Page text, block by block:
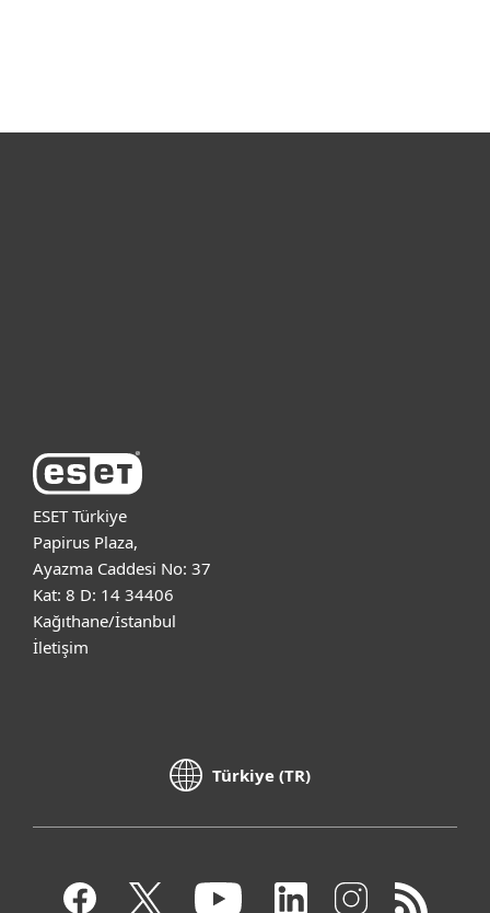
ESET Türkiye
Papirus Plaza,
Ayazma Caddesi No: 37
Kat: 8 D: 14 34406
Kağıthane/İstanbul
İletişim
Türkiye (TR)